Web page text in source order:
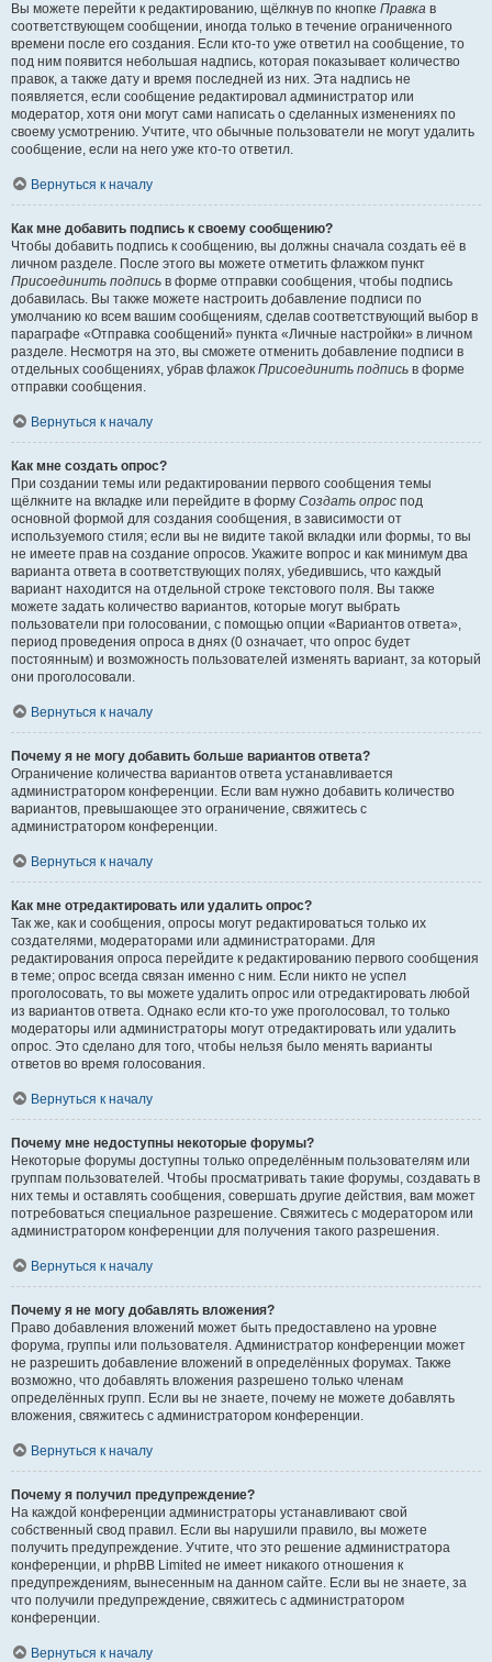
Вы можете перейти к редактированию, щёлкнув по кнопке Правка в
соответствующем сообщении, иногда только в течение ограниченного
времени после его создания. Если кто-то уже ответил на сообщение, то
под ним появится небольшая надпись, которая показывает количество
правок, а также дату и время последней из них. Эта надпись не
появляется, если сообщение редактировал администратор или
модератор, хотя они могут сами написать о сделанных изменениях по
своему усмотрению. Учтите, что обычные пользователи не могут удалить
сообщение, если на него уже кто-то ответил.
Вернуться к началу
Как мне добавить подпись к своему сообщению?
Чтобы добавить подпись к сообщению, вы должны сначала создать её в
личном разделе. После этого вы можете отметить флажком пункт
Присоединить подпись в форме отправки сообщения, чтобы подпись
добавилась. Вы также можете настроить добавление подписи по
умолчанию ко всем вашим сообщениям, сделав соответствующий выбор в
параграфе «Отправка сообщений» пункта «Личные настройки» в личном
разделе. Несмотря на это, вы сможете отменить добавление подписи в
отдельных сообщениях, убрав флажок Присоединить подпись в форме
отправки сообщения.
Вернуться к началу
Как мне создать опрос?
При создании темы или редактировании первого сообщения темы
щёлкните на вкладке или перейдите в форму Создать опрос под
основной формой для создания сообщения, в зависимости от
используемого стиля; если вы не видите такой вкладки или формы, то вы
не имеете прав на создание опросов. Укажите вопрос и как минимум два
варианта ответа в соответствующих полях, убедившись, что каждый
вариант находится на отдельной строке текстового поля. Вы также
можете задать количество вариантов, которые могут выбрать
пользователи при голосовании, с помощью опции «Вариантов ответа»,
период проведения опроса в днях (0 означает, что опрос будет
постоянным) и возможность пользователей изменять вариант, за который
они проголосовали.
Вернуться к началу
Почему я не могу добавить больше вариантов ответа?
Ограничение количества вариантов ответа устанавливается
администратором конференции. Если вам нужно добавить количество
вариантов, превышающее это ограничение, свяжитесь с
администратором конференции.
Вернуться к началу
Как мне отредактировать или удалить опрос?
Так же, как и сообщения, опросы могут редактироваться только их
создателями, модераторами или администраторами. Для
редактирования опроса перейдите к редактированию первого сообщения
в теме; опрос всегда связан именно с ним. Если никто не успел
проголосовать, то вы можете удалить опрос или отредактировать любой
из вариантов ответа. Однако если кто-то уже проголосовал, то только
модераторы или администраторы могут отредактировать или удалить
опрос. Это сделано для того, чтобы нельзя было менять варианты
ответов во время голосования.
Вернуться к началу
Почему мне недоступны некоторые форумы?
Некоторые форумы доступны только определённым пользователям или
группам пользователей. Чтобы просматривать такие форумы, создавать в
них темы и оставлять сообщения, совершать другие действия, вам может
потребоваться специальное разрешение. Свяжитесь с модератором или
администратором конференции для получения такого разрешения.
Вернуться к началу
Почему я не могу добавлять вложения?
Право добавления вложений может быть предоставлено на уровне
форума, группы или пользователя. Администратор конференции может
не разрешить добавление вложений в определённых форумах. Также
возможно, что добавлять вложения разрешено только членам
определённых групп. Если вы не знаете, почему не можете добавлять
вложения, свяжитесь с администратором конференции.
Вернуться к началу
Почему я получил предупреждение?
На каждой конференции администраторы устанавливают свой
собственный свод правил. Если вы нарушили правило, вы можете
получить предупреждение. Учтите, что это решение администратора
конференции, и phpBB Limited не имеет никакого отношения к
предупреждениям, вынесенным на данном сайте. Если вы не знаете, за
что получили предупреждение, свяжитесь с администратором
конференции.
Вернуться к началу